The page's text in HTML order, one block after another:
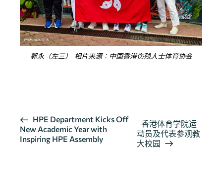
郭永（左三） 相片来源︰中国香港伤残人士体育协会
活
动
导
HPE Department Kicks Off
New Academic Year with
Inspiring HPE Assembly
香港体育学院运
动员及代表参观教
大校园